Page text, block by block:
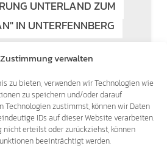
verwalten
zu bieten, verwenden wir Technologien wie
zu speichern und/oder darauf
Technologien zustimmst, können wir Daten
IDs auf dieser Website verarbeiten.
erteilst oder zurückziehst, können
beeinträchtigt werden.
UNTERLAND ZUM
IN UNTERFENNBERG
der SÜD-TIROLER FREIHEIT
lädt alle Mitglieder
zur Bezirkswanderung am
zum "Teitschn Stoan" in
ein. Willkommen sind